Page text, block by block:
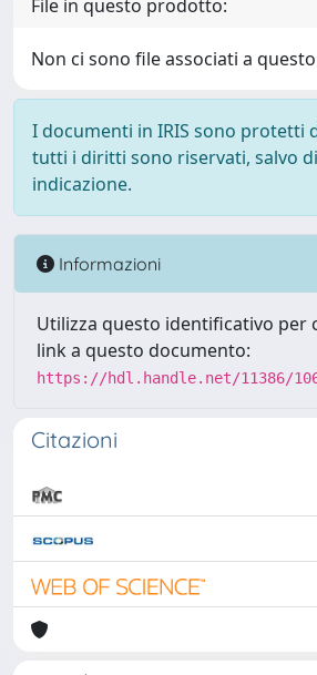
File in questo prodotto:
Non ci sono file associati a
I documenti in IRIS sono protetti
tutti i diritti sono riservati, salvo
indicazione.
Informazioni
Utilizza questo identificativo per
link a questo documento:
https://hdl.handle.net/11386/
Citazioni